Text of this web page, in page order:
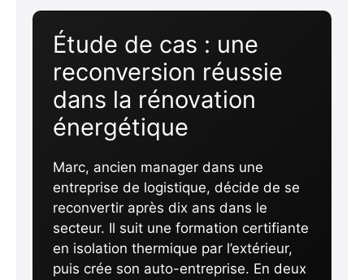
Étude de cas : une
reconversion réussie
dans la rénovation
énergétique
Marc, ancien manager dans une
entreprise de logistique, décide de se
reconvertir après dix ans dans le
secteur. Il suit une formation certifiante
en isolation thermique par l’extérieur,
puis crée son auto-entreprise. En deux